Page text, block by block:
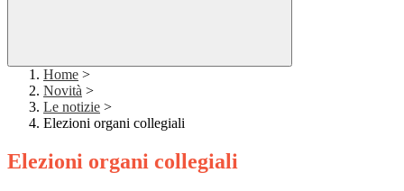
Home >
Novità >
Le notizie >
Elezioni organi collegiali
Elezioni organi collegiali